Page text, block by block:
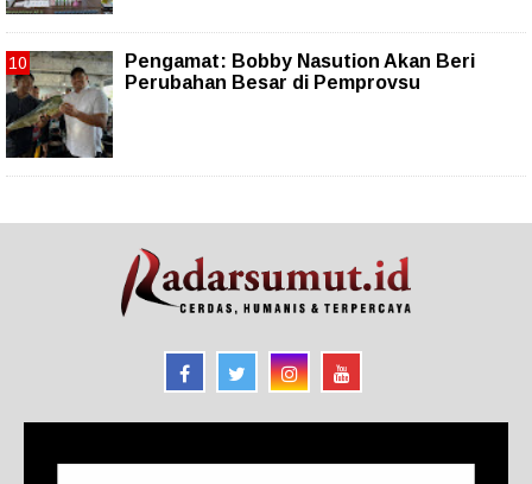
Pengamat: Bobby Nasution Akan Beri
Perubahan Besar di Pemprovsu